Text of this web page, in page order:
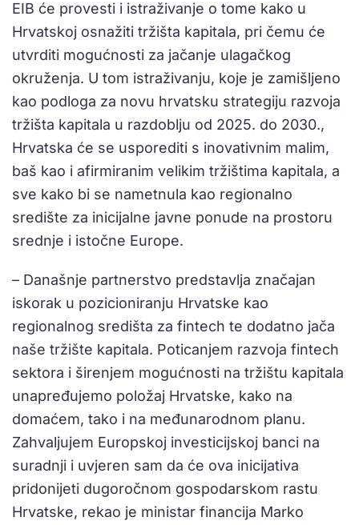
EIB će provesti i istraživanje o tome kako u
Hrvatskoj osnažiti tržišta kapitala, pri čemu će
utvrditi mogućnosti za jačanje ulagačkog
okruženja. U tom istraživanju, koje je zamišljeno
kao podloga za novu hrvatsku strategiju razvoja
tržišta kapitala u razdoblju od 2025. do 2030.,
Hrvatska će se usporediti s inovativnim malim,
baš kao i afirmiranim velikim tržištima kapitala, a
sve kako bi se nametnula kao regionalno
središte za inicijalne javne ponude na prostoru
srednje i istočne Europe.
– Današnje partnerstvo predstavlja značajan
iskorak u pozicioniranju Hrvatske kao
regionalnog središta za fintech te dodatno jača
naše tržište kapitala. Poticanjem razvoja fintech
sektora i širenjem mogućnosti na tržištu kapitala
unapređujemo položaj Hrvatske, kako na
domaćem, tako i na međunarodnom planu.
Zahvaljujem Europskoj investicijskoj banci na
suradnji i uvjeren sam da će ova inicijativa
pridonijeti dugoročnom gospodarskom rastu
Hrvatske, rekao je ministar financija Marko